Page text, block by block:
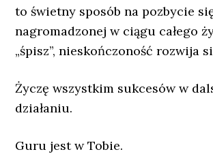
to świetny sposób na pozbycie
nagromadzonej w ciągu całego
„śpisz”, nieskończoność rozwija
Życzę wszystkim sukcesów w
działaniu.
Guru jest w Tobie.